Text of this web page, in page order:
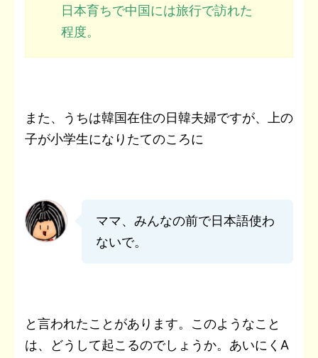
日本育ちで中国には旅行で訪れた
程度。
また、うちは韓国在住の日韓夫婦ですが、上の
子が小学生になりたてのころに
ママ、みんなの前で日本語使わ
ないで。
と言われたことがあります。 このようなこと
は、どうして起こるのでしょうか。あいにくA